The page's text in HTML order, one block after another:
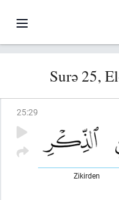
Surə 25,
25:29
Zikirden